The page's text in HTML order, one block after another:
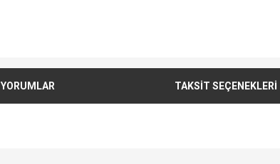
YORUMLAR TAKSİT SEÇENEKLERİ